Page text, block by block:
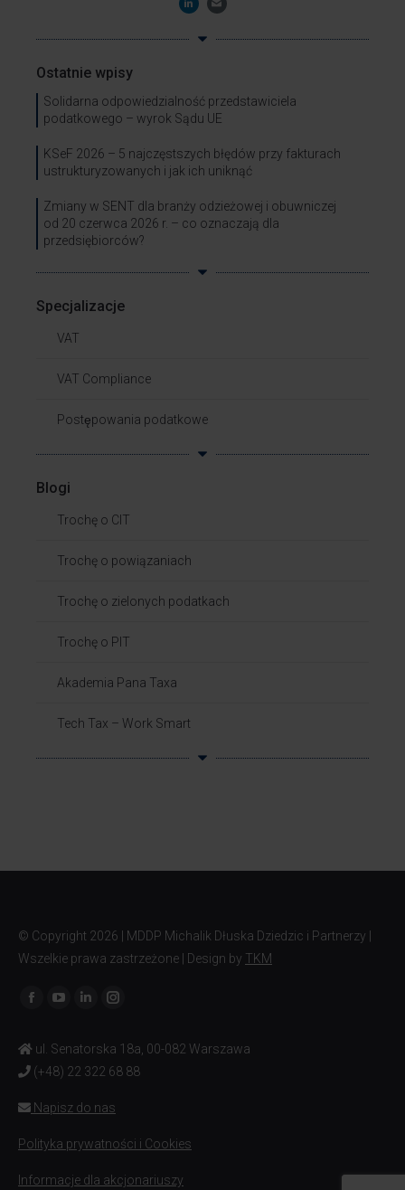
Ostatnie wpisy
Solidarna odpowiedzialność przedstawiciela
podatkowego – wyrok Sądu UE
KSeF 2026 – 5 najczęstszych błędów przy fakturach
ustrukturyzowanych i jak ich uniknąć
Zmiany w SENT dla branży odzieżowej i obuwniczej
od 20 czerwca 2026 r. – co oznaczają dla
przedsiębiorców?
Specjalizacje
VAT
VAT Compliance
Postępowania podatkowe
Blogi
Trochę o CIT
Trochę o powiązaniach​
Trochę o zielonych podatkach
Trochę o PIT
Akademia Pana Taxa
Tech Tax – Work Smart
© Copyright 2026 | MDDP Michalik Dłuska Dziedzic i Partnerzy |
Wszelkie prawa zastrzeżone | Design by TKM
Znajdź nas na:
ul. Senatorska 18a, 00-082 Warszawa
(+48) 22 322 68 88
Napisz do nas
Polityka prywatności i Cookies
Informacje dla akcjonariuszy